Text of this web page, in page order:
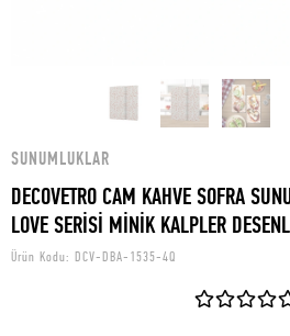
SUNUMLUKLAR
DECOVETRO CAM KAHVE SOFRA
LOVE SERİSİ MİNİK KALPLER
Ürün Kodu: DCV-DBA-1535-4Q